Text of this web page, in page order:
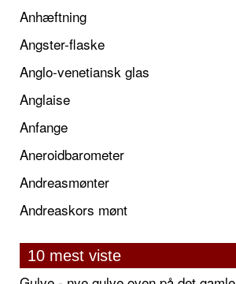
Anhæftning
Angster-flaske
Anglo-venetiansk glas
Anglaise
Anfange
Aneroidbarometer
Andreasmønter
Andreaskors mønt
10 mest viste